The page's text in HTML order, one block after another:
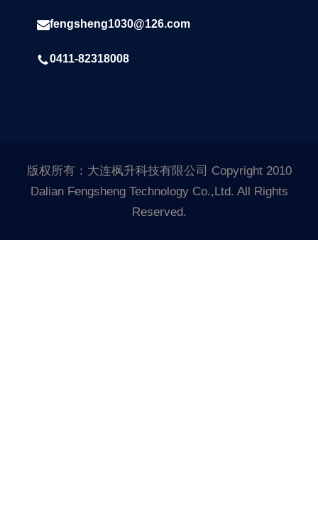
fengsheng1030@126.com
0411-82318008
版权所有：大连枫升科技有限公司 Copyright 2010
Dalian Fengsheng Technology Co.,Ltd. All Rights
Reserved.